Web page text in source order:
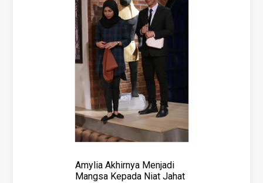
Amylia Akhirnya Menjadi
Mangsa Kepada Niat Jahat